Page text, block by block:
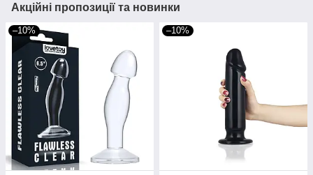
Акційні пропозиції та новинки
–10% –10%